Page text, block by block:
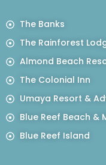
The Banks
The Rainforest
Almond Beach
The Colonial Inn
Umaya Resort &
Blue Reef Beach &
Blue Reef Island